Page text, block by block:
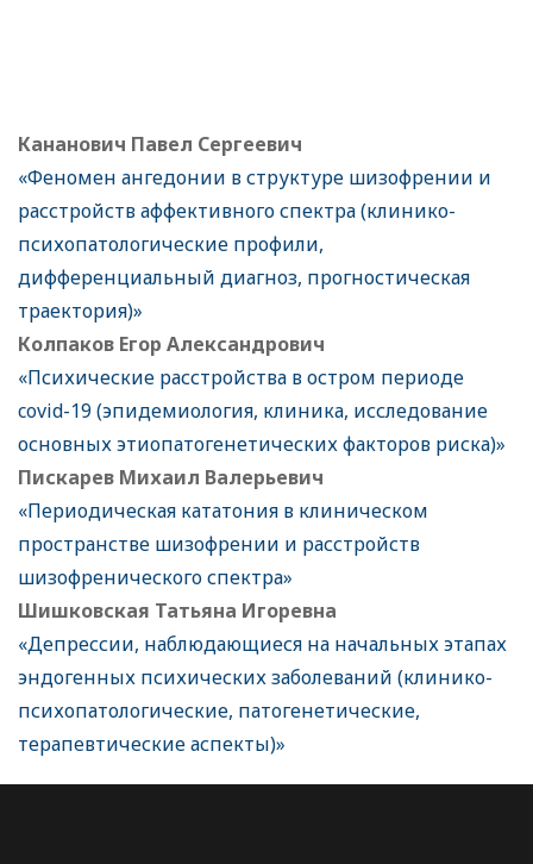
Кананович Павел Сергеевич
«Феномен ангедонии в структуре шизофрении и
расстройств аффективного спектра (клинико-
психопатологические профили,
дифференциальный диагноз, прогностическая
траектория)»
Колпаков Егор Александрович
«Психические расстройства в остром периоде
covid-19 (эпидемиология, клиника, исследование
основных этиопатогенетических факторов риска)»
Пискарев Михаил Валерьевич
«Периодическая кататония в клиническом
пространстве шизофрении и расстройств
шизофренического спектра»
Шишковская Татьяна Игоревна
«Депрессии, наблюдающиеся на начальных этапах
эндогенных психических заболеваний (клинико-
психопатологические, патогенетические,
терапевтические аспекты)»